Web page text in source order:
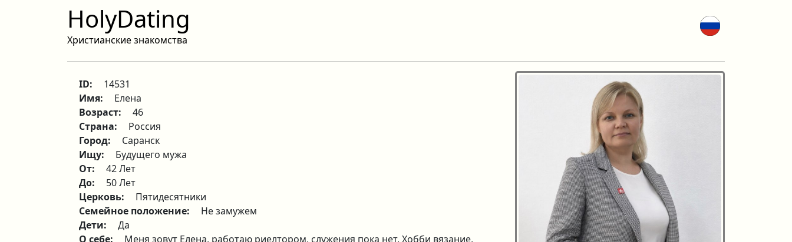
HolyDating
Христианские знакомства
ID:
14531
Имя:
Елена
Возраст:
46
Страна:
Россия
Город:
Саранск
Ищу:
Будущего мужа
От:
42 Лет
До:
50 Лет
Церковь:
Пятидесятники
Семейное положение:
Не замужем
Дети:
Да
О себе:
Меня зовут Елена, работаю риелтором, служения пока нет. Хобби вязание,